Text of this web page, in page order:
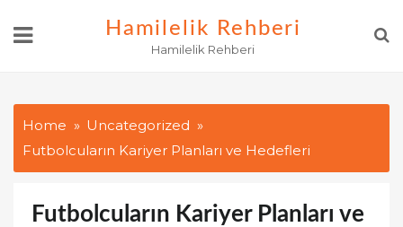
Hamilelik Rehberi
Hamilelik Rehberi
Home
Uncategorized
Futbolcuların Kariyer Planları ve Hedefleri
Futbolcuların Kariyer Planları ve